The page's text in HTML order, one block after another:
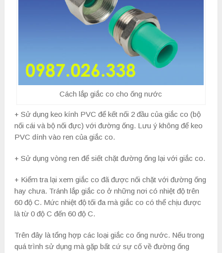
Cách lắp giắc co cho ống nước
+ Sử dụng keo kính PVC để kết nối 2 đầu của giắc co (bộ
nối cái và bộ nối đực) với đường ống. Lưu ý không để keo
PVC dính vào ren của giắc co.
+ Sử dụng vòng ren để siết chặt đường ống lại với giắc co.
+ Kiểm tra lại xem giắc co đã được nối chặt với đường ống
hay chưa. Tránh lắp giắc co ở những nơi có nhiệt độ trên
60 độ C. Mức nhiệt độ tối đa mà giắc co có thể chịu được
là từ 0 độ C đến 60 độ C.
Trên đây là tổng hợp các loại giắc co ống nước. Nếu trong
quá trình sử dụng mà gặp bất cứ sự cố về đường ống